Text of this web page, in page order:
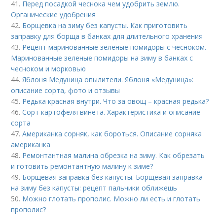
41. Перед посадкой чеснока чем удобрить землю.
Органические удобрения
42. Борщевка на зиму без капусты. Как приготовить
заправку для борща в банках для длительного хранения
43. Рецепт маринованные зеленые помидоры с чесноком.
Маринованные зеленые помидоры на зиму в банках с
чесноком и морковью
44.Яблоня Медуница опылители. Яблоня «Медуница»:
описание сорта, фото и отзывы
45. Редька красная внутри. Что за овощ – красная редька?
46.Сорт картофеля винета. Характеристика и описание
сорта
47.Американка сорняк, как бороться. Описание сорняка
американка
48. Ремонтантная малина обрезка на зиму. Как обрезать
и готовить ремонтантную малину к зиме?
49. Борщевая заправка без капусты. Борщевая заправка
на зиму без капусты: рецепт пальчики оближешь
50. Можно глотать прополис. Можно ли есть и глотать
прополис?